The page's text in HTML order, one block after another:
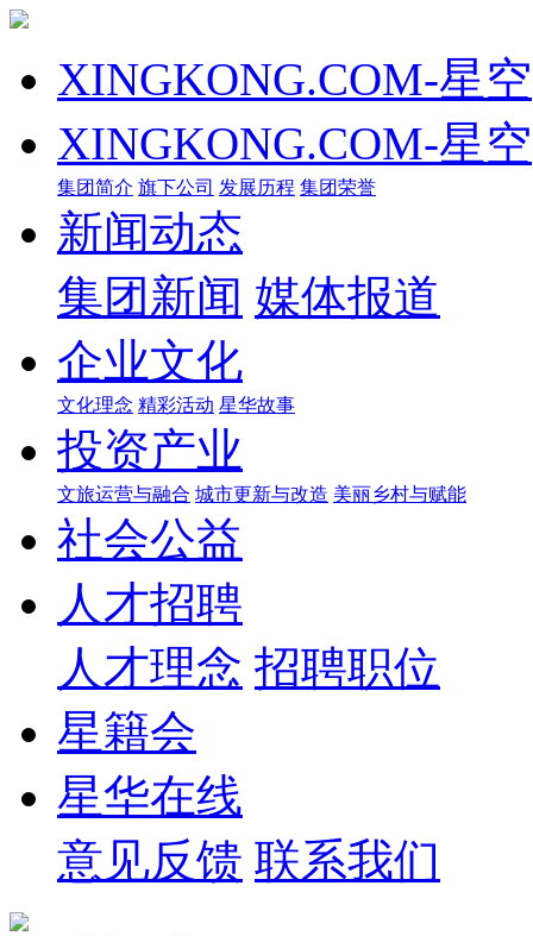
XINGKONG.COM-星
XINGKONG.COM-星
集团简介 旗下公司 发展历程 集团荣誉
新闻动态
集团新闻 媒体报道
企业文化
文化理念 精彩活动 星华故事
投资产业
文旅运营与融合 城市更新与改造 美丽乡村与赋能
社会公益
人才招聘
人才理念 招聘职位
星籍会
星华在线
意见反馈 联系我们